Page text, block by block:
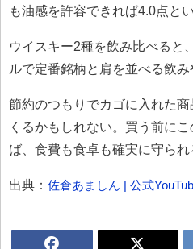
も油感を許容できれば4.0点と
ウイスキー2種を飲み比べると
ルで定番銘柄と肩を並べる飲み
節約のつもりでカゴに入れた
くるかもしれない。買う前に
ば、食費も食卓も確実に守られ
出典： 佐倉あましん | 公式